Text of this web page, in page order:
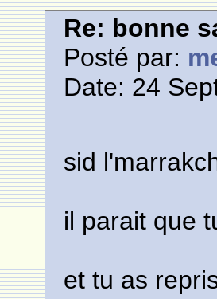
Re: bonne
Posté par:
Date: 24
sid
il parait que
et tu as